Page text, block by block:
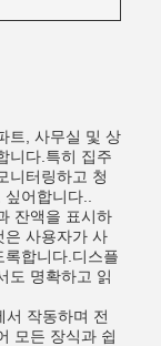
트, 사무실 및 상
니다.특히 집주
니터링하고 청
어합니다..
잔액을 표시하
은 사용자가 사
합니다.디스플
도 명확하고 읽
서 작동하며 전
모든 장식과 쉽